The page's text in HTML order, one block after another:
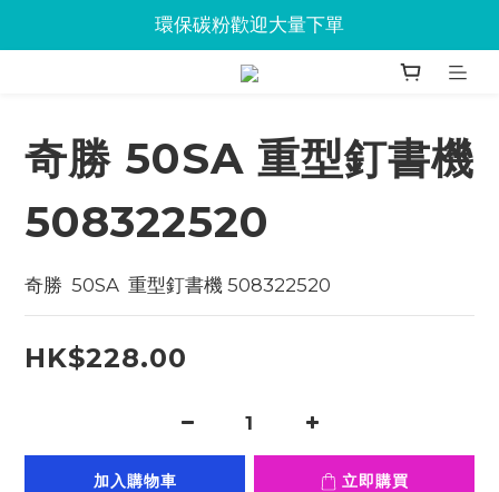
Jabra會議設備企業優惠已抵達Union
環保碳粉歡迎大量下單
Jabra會議設備企業優惠已抵達Union
奇勝 50SA 重型釘書機
508322520
奇勝  50SA  重型釘書機 508322520
HK$228.00
加入購物車 立即購買